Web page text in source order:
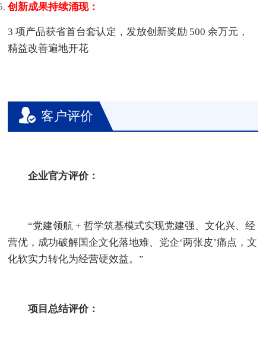
创新成果持续涌现：
3 项产品获省首台套认定，发放创新奖励 500 余万元，
精益改善遍地开花
客户评价
企业官方评价：
“党建领航 + 哲学筑基模式实现党建强、文化兴、经
营优，成功破解国企文化落地难、党企‘两张皮’痛点，文
化软实力转化为经营硬效益。”
项目总结评价：